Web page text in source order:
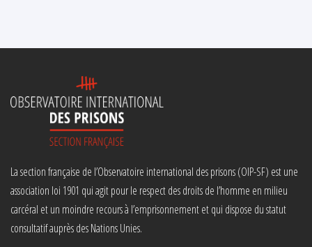
La section française de l’Observatoire international des prisons (OIP-SF) est une
association loi 1901 qui agit pour le respect des droits de l’homme en milieu
carcéral et un moindre recours à l’emprisonnement et qui dispose du statut
consultatif auprès des Nations Unies.